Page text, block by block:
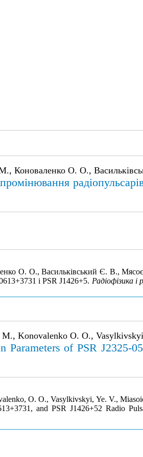
Коноваленко О. О.,
О. О., Васильківський Є. В.,
і PSR J1426+5. Радіофізика і
Konovalenko O. O.,
of PSR J2325-
O. O., Vasylkivskyi, Ye. V.,
and PSR J1426+52 Radio